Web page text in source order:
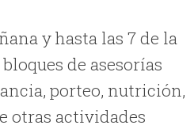
y hasta las 7 de la
de asesorías
porteo, nutrición,
otras actividades